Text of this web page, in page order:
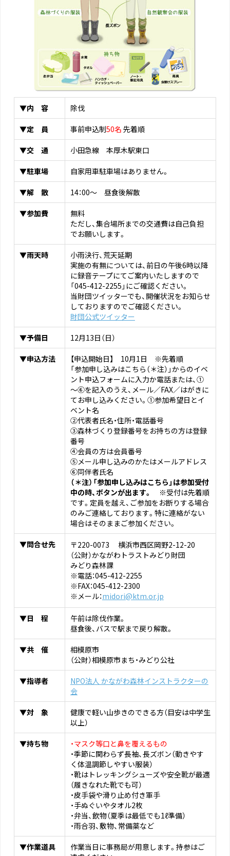
▼内 容 除伐
▼定 員 事前申込制50名 先着順
▼交 通 小田急線 本厚木駅東口
▼駐車場 自家用車駐車場はありません。
▼解 散 14：00～ 昼食後解散
▼参加費
無料
ただし、集合場所までの交通費は自己負担
でお願いします。
▼雨天時
小雨決行、荒天延期
実施の有無については、前日の午後6時以降
に録音テープにてご案内いたしますので
「045-412-2255」にご確認ください。
当財団ツイッターでも、開催状況をお知らせ
しておりますのでご確認ください。
財団公式ツイッター
▼予備日 12月13日（日）
▼申込方法
【申込開始日】 10月1日 ※先着順
「参加申し込みはこちら（＊注）」からのイベ
ント申込フォームに入力か電話または、①
～⑥を記入のうえ、メール／FAX／はがきに
てお申し込みください。①参加希望日とイ
ベント名
②代表者氏名・住所・電話番号
③森林づくり登録番号をお持ちの方は登録
番号
④会員の方は会員番号
⑤メール申し込みのかたはメールアドレス
⑥同伴者氏名
（＊注）「参加申し込みはこちら」は参加受付
中の時、ボタンが出ます。
※受付は先着順
です。定員を越え、ご参加をお断りする場合
のみご連絡しております。特に連絡がない
場合はそのままご参加ください。
▼問合せ先
〒220-0073 横浜市西区岡野2-12-20
（公財）かながわトラストみどり財団
みどり森林課
※電話：045-412-2255
※FAX：045-412-2300
※メール：midori@ktm.or.jp
▼日 程
午前は除伐作業。
昼食後、バスで駅まで戻り解散。
▼共 催
相模原市
（公財）相模原市まち・みどり公社
▼指導者
NPO法人 かながわ森林インストラクターの
会
▼対 象
健康で軽い山歩きのできる方（目安は中学生
以上）
▼持ち物
・マスク等口と鼻を覆えるもの
・季節に関わらず長袖、長ズボン（動きやす
く体温調節しやすい服装）
・靴はトレッキングシューズや安全靴が最適
（履きなれた靴でも可）
・皮手袋や滑り止め付き軍手
・手ぬぐいやタオル2枚
・弁当、飲物（夏季は最低でも1ℓ準備）
・雨合羽、敷物、常備薬など
▼作業道具
作業当日に事務局が用意します。持参はご